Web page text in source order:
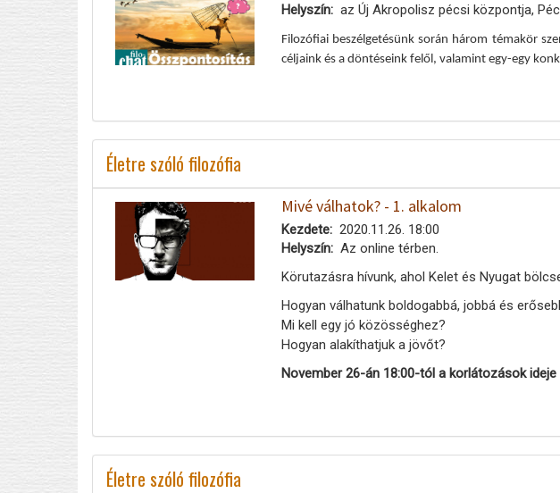
Helyszín
az Új Akropolisz pécsi központja,
Filozófiai beszélgetésünk során három témakör
céljaink és a döntéseink felől, valamint egy-egy
Életre szóló filozófia
Mivé válhatok? - 1. alkalom
Kezdete
2020.11.26. 18:00
Helyszín
Az online térben.
Körutazásra hívunk, ahol Kelet és Nyugat
Hogyan válhatunk boldogabbá, jobbá és
Mi kell egy jó közösséghez?
Hogyan alakíthatjuk a jövőt?
November 26-án 18:00-tól a korlátozások
Életre szóló filozófia